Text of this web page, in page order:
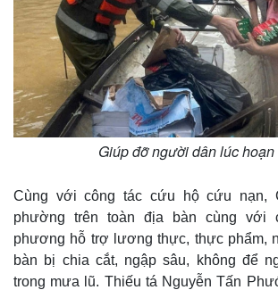
Thế giới
Quan sát
Cuộc sống đó đâyGiúp đỡ người dân lúc
Cùng với công tác cứu hộ cứu nạn,
phường trên toàn địa bàn cùng với
phương hỗ trợ lương thực, thực phẩm,
bàn bị chia cắt, ngập sâu, không để
trong mưa lũ. Thiếu tá Nguyễn Tấn